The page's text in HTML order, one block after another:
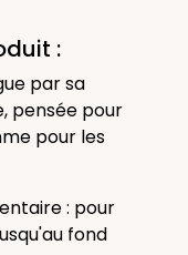
:
par sa
pensée pour
pour les
: pour
fond